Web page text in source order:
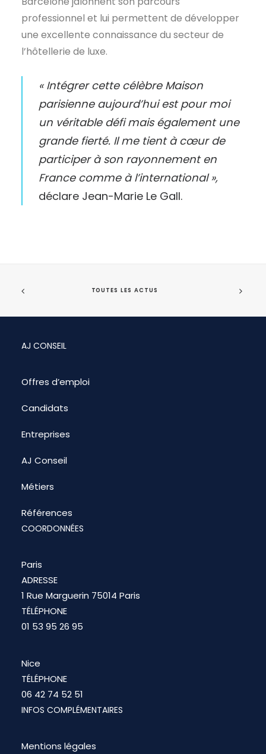
professionnel et lui permettent de développer
une excellente connaissance du secteur de
l’hôtellerie de luxe.
« Intégrer cette célèbre Maison
parisienne aujourd’hui est pour moi
un véritable défi mais également une
grande fierté. Il me tient à cœur de
participer à son rayonnement en
France comme à l’international »,
déclare Jean-Marie Le Gall.
TOUTES LES ACTUS
AJ CONSEIL
Offres d’emploi
Candidats
Entreprises
AJ Conseil
Métiers
Références
COORDONNÉES
Paris
ADRESSE
1 Rue Marguerin 75014 Paris
TÉLÉPHONE
01 53 95 26 95
Nice
TÉLÉPHONE
06 42 74 52 51
INFOS COMPLÉMENTAIRES
Mentions légales